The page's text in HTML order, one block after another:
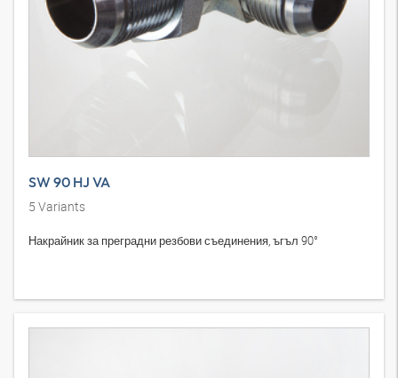
SW 90 HJ VA
5 Variants
Накрайник за преградни резбови съединения, ъгъл 90°